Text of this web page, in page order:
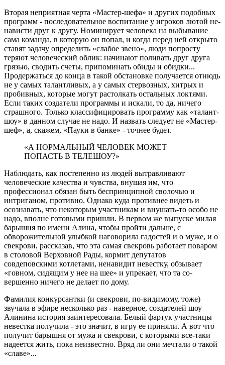
Вторая неприятная черта «Мастер-шефа» и других подобных
программ - последовательное воспитание у игроков лютой не­
на­висти друг к другу. Номинирует человека на выбывание
сама команда, в которую он попал, и когда перед ней открыто
ставят задачу определить «слабое звено», люди попросту
теряют человеческий облик: начинают поливать друг друга
грязью, сводить счеты, припоминать обиды и обид­ки...
Продержаться до конца в такой обстановке получается отнюдь
не у самых талантливых, а у самых стервозных, хитрых и
пробивных, которые могут растолкать остальных локтями.
Если таких создатели программы и искали, то да, ничего
страшного. Только классифицировать программу как «талант-
шоу» в данном случае не надо. И назвать следует не «Мастер-
шеф», а, скажем, «Пауки в банке» - точнее будет.
«А НОРМАЛЬНЫЙ ЧЕЛОВЕК МОЖЕТ
ПОПАСТЬ В ТЕЛЕШОУ?»
Наблюдать, как постепенно из людей вытравливают
человеческие качества и чувства, внушая им, что
профессионал обязан быть беспринципной сволочью и
интриганом, противно. Однако куда противнее видеть и
осознавать, что некоторым участникам и внушать-то особо не
надо, вполне готовыми пришли. В первом же выпуске милая
барышня по имени Алина, чтобы пройти дальше, с
обворожительной улыбкой наговорила гадостей и о муже, и о
свекрови, рассказав, что эта самая свекровь работает поваром
в столовой Верховной Рады, кормит депутатов
совдеповскими котлетами, ненавидит невестку, обзывает
«говном, сидящим у нее на шее» и упрекает, что та со­
вершенно ничего не делает по дому.
Фамилия конкурсантки (и свекрови, по-видимому, тоже)
звучала в эфире несколько раз - наверное, создателей шоу
Алинина история заинтересовала. Белый фартук участницы
невестка получила - это значит, в игру ее приняли. А вот что
получит барышня от мужа и свекрови, с которыми все-таки
надеется жить, пока неизвестно. Вряд ли они мечтали о такой
«славе»...